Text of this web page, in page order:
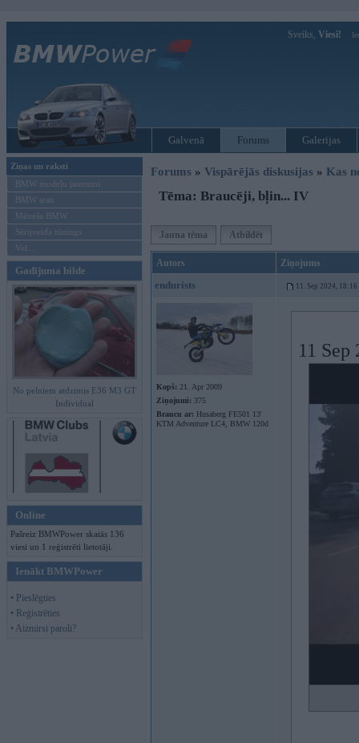
Sveiks, Viesi!
Galvenā Forums Galerijas
Ziņas un raksti
BMW modeļu jaunumi
BMW testi
Mēneša BMW
Sērijveida tūnings
Vel...
Gadījuma bilde
No pelniem atdzimis E36 M3 GT
Individual
Online
Pašreiz BMWPower skatās 136
viesi un 1 reģistrēti lietotāji.
Ienākt BMWPower
• Pieslēgties
• Reģistrēties
• Aizmirsi paroli?
Forums » Vispārējās diskusijas » Kas
Tēma: Braucēji, bļin... IV
Jauna tēma Atbildēt
Autors Ziņojums
endurists 11. Sep 2024, 18:16
Kopš: 21. Apr 2009
Ziņojumi: 375
Braucu ar: Husaberg FE501 13'
KTM Adventure LC4, BMW 120d
11